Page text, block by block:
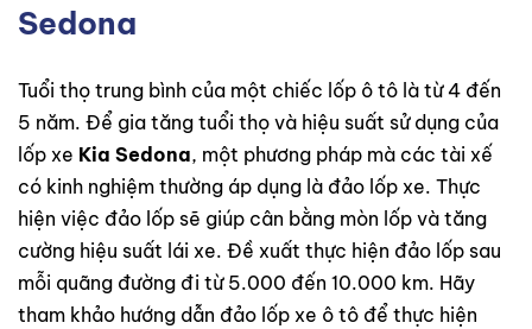
Sedona
Tuổi thọ trung bình của một chiếc lốp ô tô là từ 4 đến
5 năm. Để gia tăng tuổi thọ và hiệu suất sử dụng của
lốp xe Kia Sedona, một phương pháp mà các tài xế
có kinh nghiệm thường áp dụng là đảo lốp xe. Thực
hiện việc đảo lốp sẽ giúp cân bằng mòn lốp và tăng
cường hiệu suất lái xe. Đề xuất thực hiện đảo lốp sau
mỗi quãng đường đi từ 5.000 đến 10.000 km. Hãy
tham khảo hướng dẫn đảo lốp xe ô tô để thực hiện